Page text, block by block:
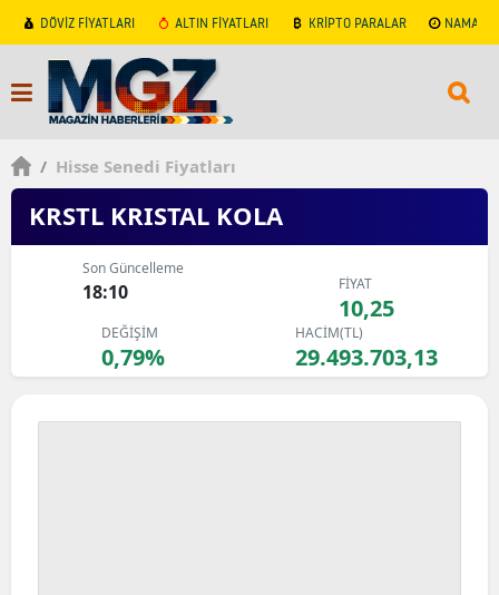
DÖVİZ FİYATLARI ALTIN FİYATLARI KRİPTO PARALAR NAMAZ
/ Hisse Senedi Fiyatları
KRSTL KRISTAL KOLA
Son Güncelleme
18:10 FİYAT
10,25
DEĞİŞİM
0,79%
HACİM(TL)
29.493.703,13